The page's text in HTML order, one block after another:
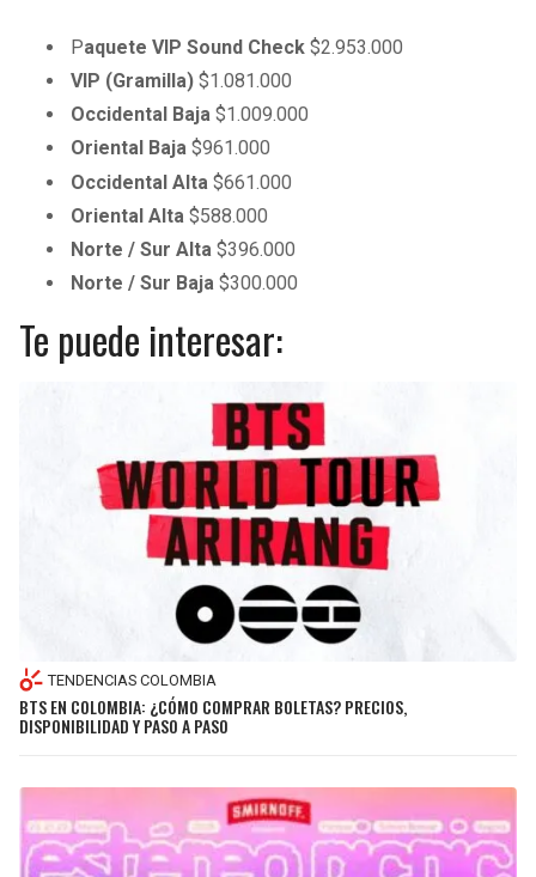
Paquete VIP Sound Check $2.953.000
VIP (Gramilla) $1.081.000
Occidental Baja $1.009.000
Oriental Baja $961.000
Occidental Alta $661.000
Oriental Alta $588.000
Norte / Sur Alta $396.000
Norte / Sur Baja $300.000
Te puede interesar:
TENDENCIAS COLOMBIA
BTS EN COLOMBIA: ¿CÓMO COMPRAR BOLETAS? PRECIOS,
DISPONIBILIDAD Y PASO A PASO